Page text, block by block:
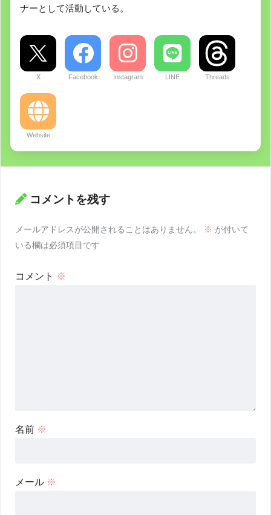
ナーとして活動している。
X Facebook Instagram LINE Threads
Website
コメントを残す
メールアドレスが公開されることはありません。 ※ が付いて
いる欄は必須項目です
コメント ※
名前 ※
メール ※